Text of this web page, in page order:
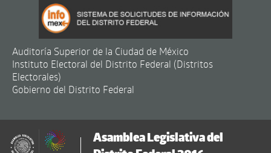
Auditoría Superior de la Ciudad de México
Instituto Electoral del Distrito Federal (Distritos
Electorales)
Gobierno del Distrito Federal
Asamblea Legislativa del